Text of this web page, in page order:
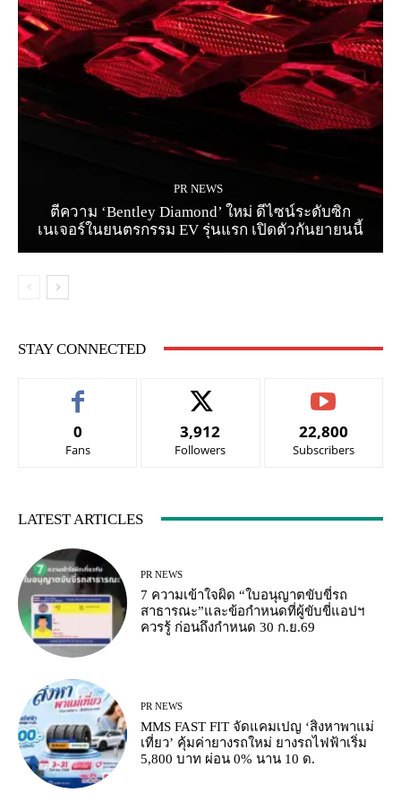
PR NEWS
ตีความ ‘Bentley Diamond’ ใหม่ ดีไซน์ระดับซิก
เนเจอร์ในยนตรกรรม EV รุ่นแรก เปิดตัวกันยายนนี้
STAY CONNECTED
0
Fans
3,912
Followers
22,800
Subscribers
LATEST ARTICLES
PR NEWS
7 ความเข้าใจผิด “ใบอนุญาตขับขี่รถ
สาธารณะ”และข้อกำหนดที่ผู้ขับขี่แอปฯ
ควรรู้ ก่อนถึงกำหนด 30 ก.ย.69
PR NEWS
MMS FAST FIT จัดแคมเปญ ‘สิงหาพาแม่
เที่ยว’ คุ้มค่ายางรถใหม่ ยางรถไฟฟ้าเริ่ม
5,800 บาท ผ่อน 0% นาน 10 ด.